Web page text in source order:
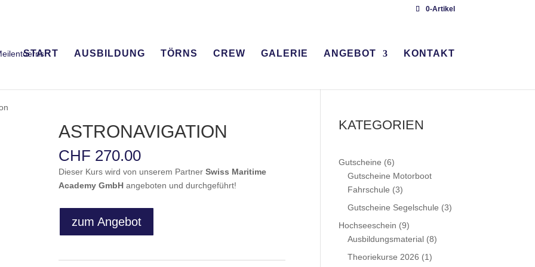
0-Artikel
START AUSBILDUNG TÖRNS CREW GALERIE ANGEBOT KONTAKT
ASTRONAVIGATION
CHF 270.00
Dieser Kurs wird von unserem PartnerSwiss Maritime
Academy GmbH angeboten und durchgeführt!
zum Angebot
KATEGORIEN
Gutscheine 66
Produkte
Gutscheine Motorboot
Fahrschule
33
Produkte
Gutscheine Segelschule 33
Hochseeschein 99
Produkte
Ausbildungsmaterial 88
Theoriekurse 2026 11